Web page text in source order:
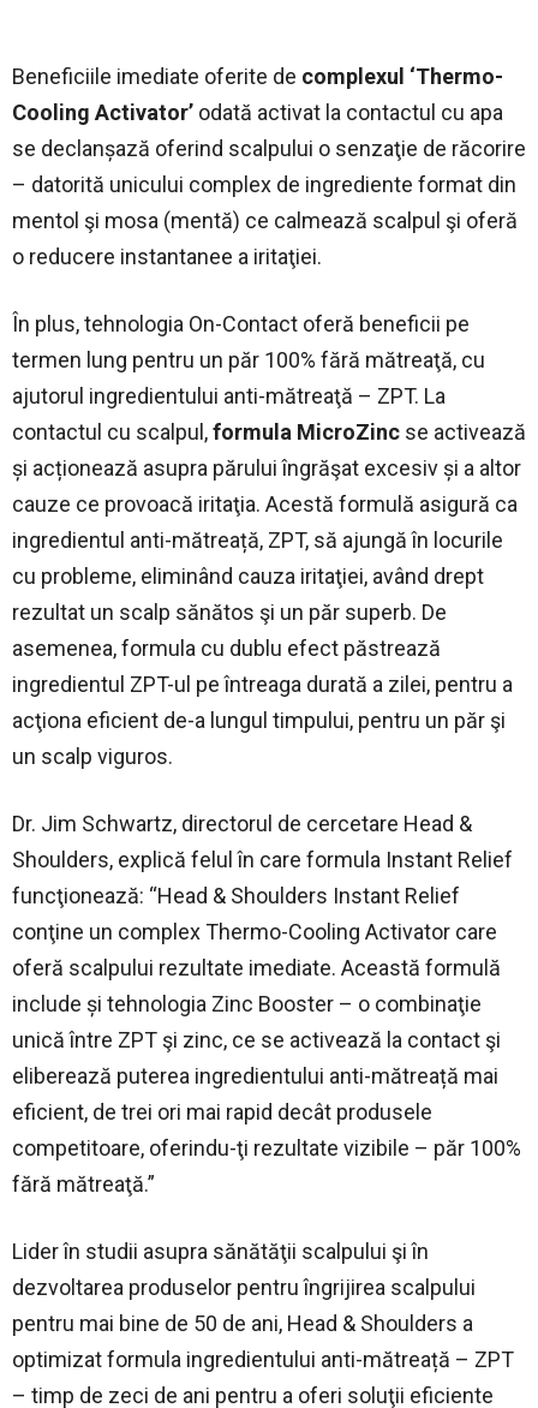
Beneficiile imediate oferite de complexul ‘Thermo-
Cooling Activator’ odată activat la contactul cu apa
se declanșază oferind scalpului o senzaţie de răcorire
– datorită unicului complex de ingrediente format din
mentol şi mosa (mentă) ce calmează scalpul şi oferă
o reducere instantanee a iritaţiei.
În plus, tehnologia On-Contact oferă beneficii pe
termen lung pentru un păr 100% fără mătreaţă, cu
ajutorul ingredientului anti-mătreaţă – ZPT. La
contactul cu scalpul,formula MicroZinc se activează
și acționează asupra părului îngrăşat excesiv și a altor
cauze ce provoacă iritaţia. Acestă formulă asigură ca
ingredientul anti-mătreață, ZPT, să ajungă în locurile
cu probleme, eliminând cauza iritaţiei, având drept
rezultat un scalp sănătos şi un păr superb. De
asemenea, formula cu dublu efect păstrează
ingredientul ZPT-ul pe întreaga durată a zilei, pentru a
acţiona eficient de-a lungul timpului, pentru un păr şi
un scalp viguros.
Dr. Jim Schwartz, directorul de cercetare Head &
Shoulders, explică felul în care formula Instant Relief
funcţionează: “Head & Shoulders Instant Relief
conţine un complex Thermo-Cooling Activator care
oferă scalpului rezultate imediate. Această formulă
include şi tehnologia Zinc Booster – o combinaţie
unică între ZPT şi zinc, ce se activează la contact şi
eliberează puterea ingredientului anti-mătreață mai
eficient, de trei ori mai rapid decât produsele
competitoare, oferindu-ţi rezultate vizibile – păr 100%
fără mătreaţă.”
Lider în studii asupra sănătăţii scalpului şi în
dezvoltarea produselor pentru îngrijirea scalpului
pentru mai bine de 50 de ani, Head & Shoulders a
optimizat formula ingredientului anti-mătreață – ZPT
– timp de zeci de ani pentru a oferi soluţii eficiente